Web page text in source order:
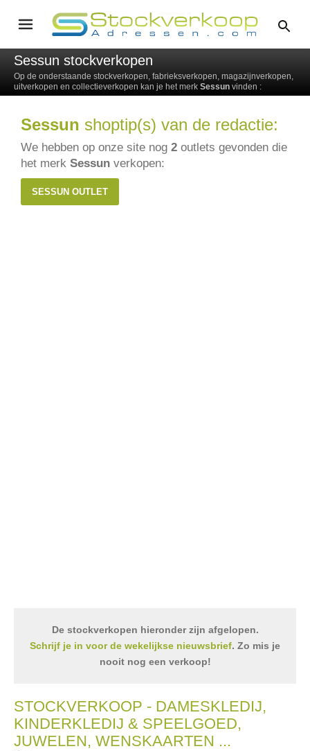
Sessun stockverkopen
Op de onderstaande stockverkopen, fabrieksverkopen, magazijnverkopen,
uitverkopen en collectieverkopen kan je het merk Sessun vinden :
Sessun shoptip(s) van de redactie:
We hebben op onze site nog 2 outlets gevonden die
het merk Sessun verkopen:
SESSUN OUTLET
De stockverkopen hieronder zijn afgelopen.
Schrijf je in voor de wekelijkse nieuwsbrief. Zo mis je
nooit nog een verkoop!
STOCKVERKOOP - DAMESKLEDIJ,
KINDERKLEDIJ & SPEELGOED,
JUWELEN, WENSKAARTEN ...